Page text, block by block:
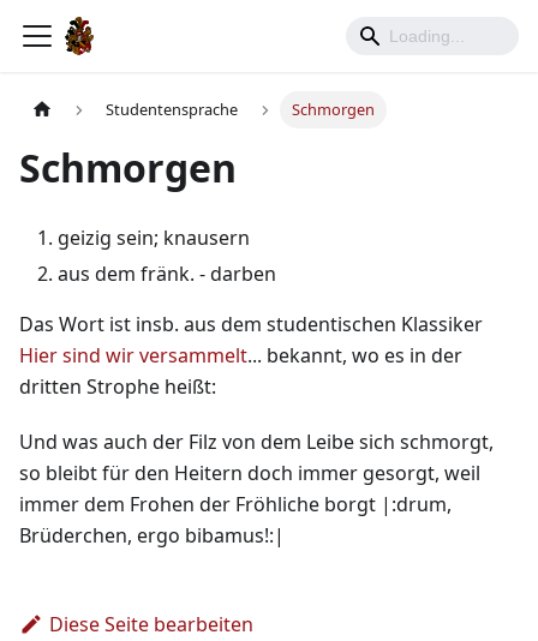
Studentensprache Schmorgen
Schmorgen
geizig sein; knausern
aus dem fränk. - darben
Das Wort ist insb. aus dem studentischen Klassiker
Hier sind wir versammelt... bekannt, wo es in der
dritten Strophe heißt:
Und was auch der Filz von dem Leibe sich schmorgt,
so bleibt für den Heitern doch immer gesorgt, weil
immer dem Frohen der Fröhliche borgt |:drum,
Brüderchen, ergo bibamus!:|
Diese Seite bearbeiten